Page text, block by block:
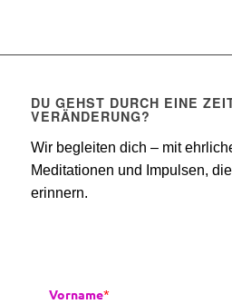
DU GEHST DURCH EINE
VERÄNDERUNG?
Wir begleiten dich – mit
Meditationen und Impulsen,
erinnern.
Vorname*